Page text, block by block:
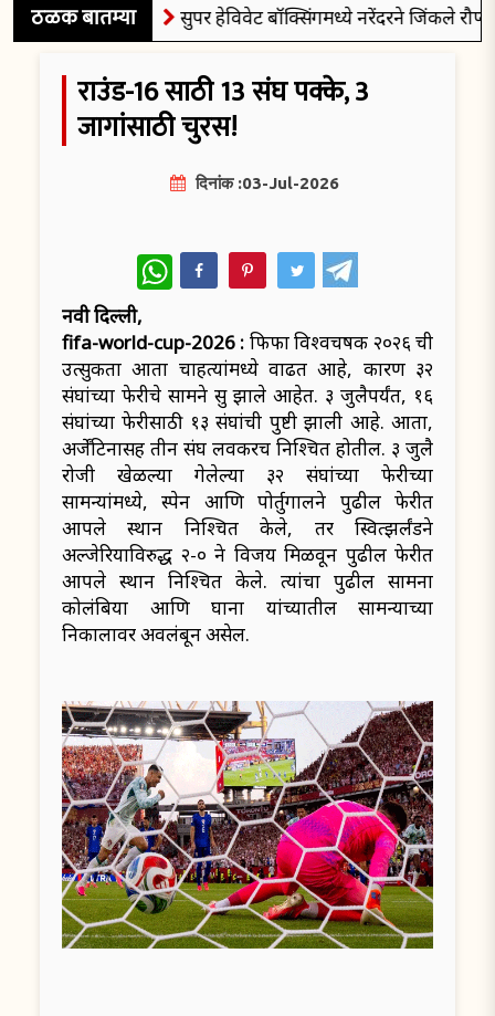
ठळक बातम्या सुपर हेविवेट बॉक्सिंगमध्ये नरेंदरने जिंकले रौप्यपदक
राउंड-16 साठी 13 संघ पक्के, 3
जागांसाठी चुरस!
दिनांक :03-Jul-2026
WhatsApp
नवी दिल्ली,
fifa-world-cup-2026 : फिफा विश्वचषक २०२६ ची
उत्सुकता आता चाहत्यांमध्ये वाढत आहे, कारण ३२
संघांच्या फेरीचे सामने सुरू झाले आहेत. ३ जुलैपर्यंत, १६
संघांच्या फेरीसाठी १३ संघांची पुष्टी झाली आहे. आता,
अर्जेंटिनासह तीन संघ लवकरच निश्चित होतील. ३ जुलै
रोजी खेळल्या गेलेल्या ३२ संघांच्या फेरीच्या
सामन्यांमध्ये, स्पेन आणि पोर्तुगालने पुढील फेरीत
आपले स्थान निश्चित केले, तर स्वित्झर्लंडने
अल्जेरियाविरुद्ध २-० ने विजय मिळवून पुढील फेरीत
आपले स्थान निश्चित केले. त्यांचा पुढील सामना
कोलंबिया आणि घाना यांच्यातील सामन्याच्या
निकालावर अवलंबून असेल.